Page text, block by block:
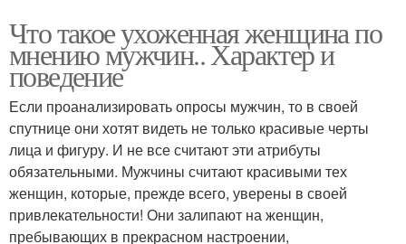
Что такое ухоженная женщина по
мнению мужчин.. Характер и
поведение
Если проанализировать опросы мужчин, то в своей
спутнице они хотят видеть не только красивые черты
лица и фигуру. И не все считают эти атрибуты
обязательными. Мужчины считают красивыми тех
женщин, которые, прежде всего, уверены в своей
привлекательности! Они залипают на женщин,
пребывающих в прекрасном настроении,